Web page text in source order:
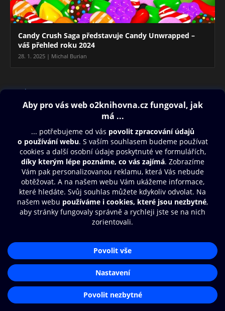
Candy Crush Saga představuje Candy Unwrapped –
váš přehled roku 2024
28. 1. 2025 | Michal Burian
Blog
Obsah ke stažení
Moje O2 Knihovna
Další zábava
© O2 Czech Republic a.s.
Přístupnost
Zásady zpracování osobních údajů
Nastavení cookies
Aplikace O2 Knihovna
Čti a poslouchej své e-knihy a
audioknihy rychleji a pohodlněji.